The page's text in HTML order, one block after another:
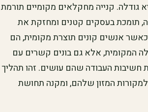
גודלה. קנייה מחקלאים מקומיים תורמת
תומכת בעסקים קטנים ומחזקת את
אנשים קונים תוצרת מקומית, הם
המקומית, אלא גם בונים קשרים עם
חשיבות העבודה שהם עושים. זהו תהליך
המזון שלהם, ומקנה תחושת